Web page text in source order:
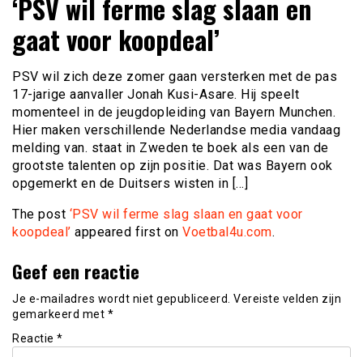
‘PSV wil ferme slag slaan en
gaat voor koopdeal’
PSV wil zich deze zomer gaan versterken met de pas
17-jarige aanvaller Jonah Kusi-Asare. Hij speelt
momenteel in de jeugdopleiding van Bayern Munchen.
Hier maken verschillende Nederlandse media vandaag
melding van. staat in Zweden te boek als een van de
grootste talenten op zijn positie. Dat was Bayern ook
opgemerkt en de Duitsers wisten in […]
The post ‘PSV wil ferme slag slaan en gaat voor
koopdeal’ appeared first on Voetbal4u.com.
Geef een reactie
Je e-mailadres wordt niet gepubliceerd. Vereiste velden zijn
gemarkeerd met *
Reactie *